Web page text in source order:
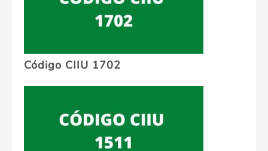
Código CIIU 1702